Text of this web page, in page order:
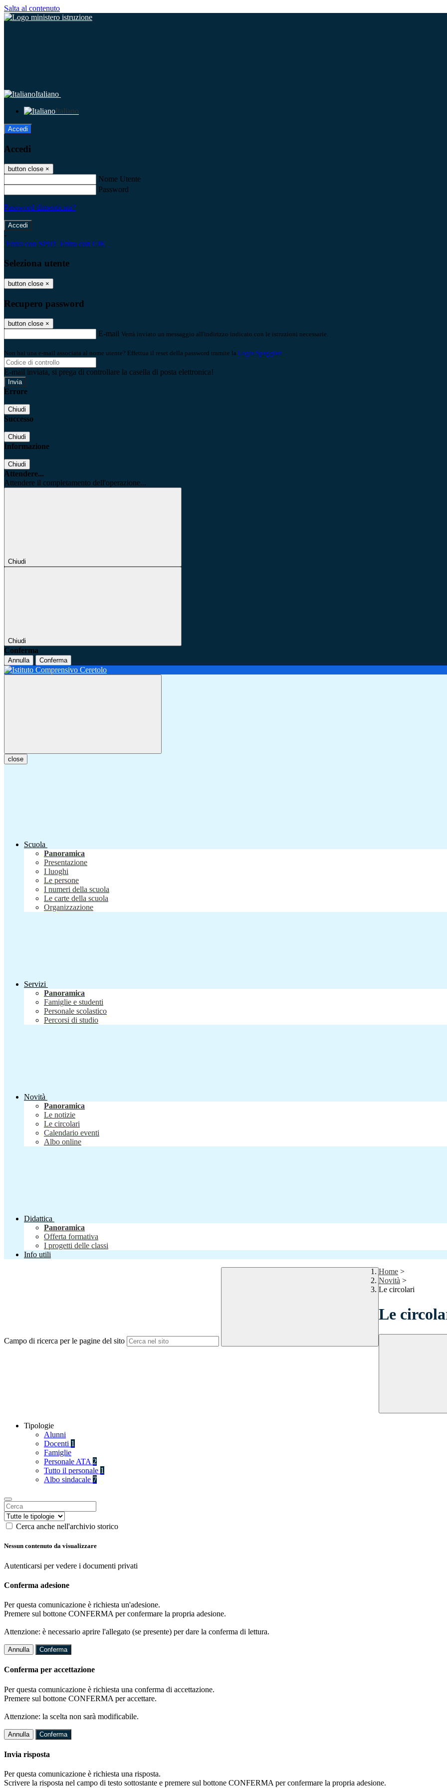
Salta al contenuto
Italiano
Italiano
Accedi
Accedi
button close ×
Nome Utente
Password
Password dimenticata?
-
Entra con SPID Entra con CIE
Seleziona utente
button close ×
Recupero password
button close ×
E-mail Verrà inviato un messaggio all'indirizzo indicato con le istruzioni necessarie.
Non hai una e-mail associata al nome utente? Effettua il reset della password tramite la Login Spaggiari
E-mail inviata, si prega di controllare la casella di posta elettronica!
Errore
Chiudi
Successo
Chiudi
Informazione
Chiudi
Attendere...
Attendere il completamento dell'operazione...
Chiudi
Chiudi
Conferma
Annulla Conferma
close
Scuola
Panoramica
Presentazione
I luoghi
Le persone
I numeri della scuola
Le carte della scuola
Organizzazione
Servizi
Panoramica
Famiglie e studenti
Personale scolastico
Percorsi di studio
Novità
Panoramica
Le notizie
Le circolari
Calendario eventi
Albo online
Didattica
Panoramica
Offerta formativa
I progetti delle classi
Info utili
Campo di ricerca per le pagine del sito
Home >
Novità >
Le circolari
Le
Tipologie
Alunni
Docenti 1
Famiglie
Personale ATA 2
Tutto il personale 1
Albo sindacale 7
Cerca anche nell'archivio storico
Nessun contenuto da visualizzare
Autenticarsi per vedere i documenti privati
Conferma adesione
Per questa comunicazione è richiesta un'adesione.
Premere sul bottone CONFERMA per confermare la propria adesione.
Attenzione: è necessario aprire l'allegato (se presente) per dare la conferma di lettura.
Annulla Conferma
Conferma per accettazione
Per questa comunicazione è richiesta una conferma di accettazione.
Premere sul bottone CONFERMA per accettare.
Attenzione: la scelta non sarà modificabile.
Annulla Conferma
Invia risposta
Per questa comunicazione è richiesta una risposta.
Scrivere la risposta nel campo di testo sottostante e premere sul bottone CONFERMA per confermare la propria adesione.